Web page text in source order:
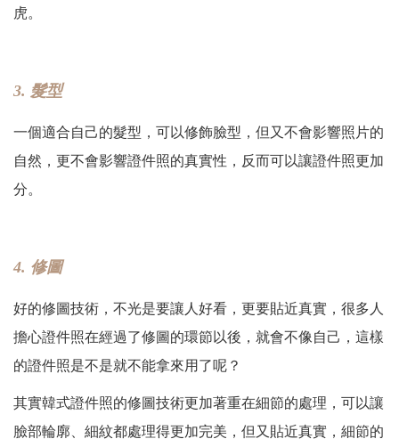
虎。
3. 髮型
一個適合自己的髮型，可以修飾臉型，但又不會影響照片的
自然，更不會影響證件照的真實性，反而可以讓證件照更加
分。
4. 修圖
好的修圖技術，不光是要讓人好看，更要貼近真實，很多人
擔心證件照在經過了修圖的環節以後，就會不像自己，這樣
的證件照是不是就不能拿來用了呢？
其實韓式證件照的修圖技術更加著重在細節的處理，可以讓
臉部輪廓、細紋都處理得更加完美，但又貼近真實，細節的